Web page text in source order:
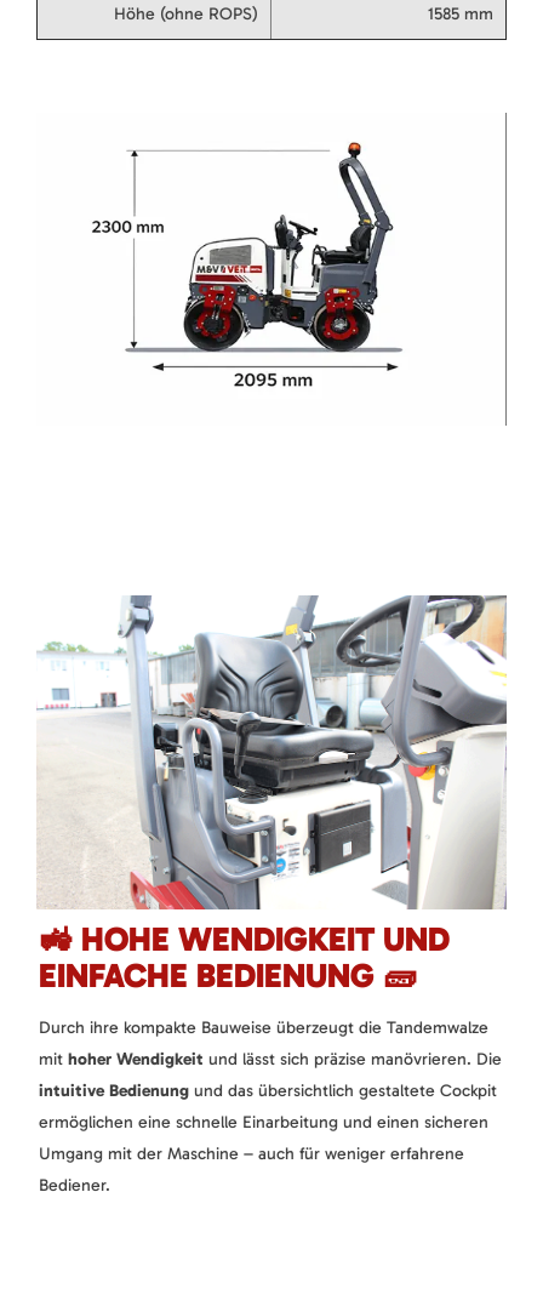
Höhe (ohne ROPS) 1585 mm
🚜 HOHE WENDIGKEIT UND
EINFACHE BEDIENUNG 🧱
Durch ihre kompakte Bauweise überzeugt die Tandemwalze
mit hoher Wendigkeit und lässt sich präzise manövrieren. Die
intuitive Bedienung und das übersichtlich gestaltete Cockpit
ermöglichen eine schnelle Einarbeitung und einen sicheren
Umgang mit der Maschine – auch für weniger erfahrene
Bediener.